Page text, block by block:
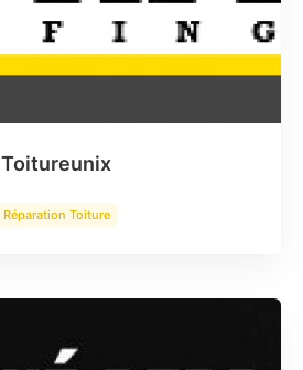
Toitureunix
Réparation Toiture